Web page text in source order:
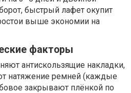
быстрый лафет окупит
выше экономии на
факторы
антискользящие накладки,
натяжение ремней (каждые
закрывают плёнкой по